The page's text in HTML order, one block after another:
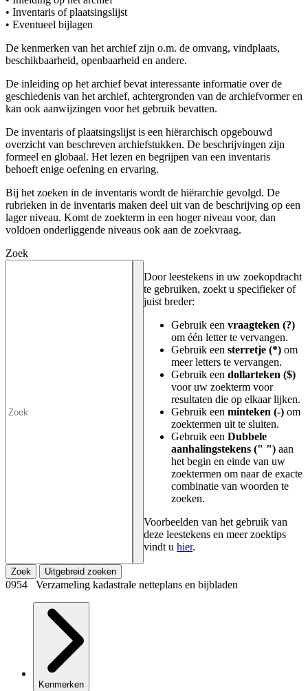
• Inventaris of plaatsingslijst
• Eventueel bijlagen
De kenmerken van het archief zijn o.m. de omvang, vindplaats,
beschikbaarheid, openbaarheid en andere.
De inleiding op het archief bevat interessante informatie over de
geschiedenis van het archief, achtergronden van de archiefvormer en
kan ook aanwijzingen voor het gebruik bevatten.
De inventaris of plaatsingslijst is een hiërarchisch opgebouwd
overzicht van beschreven archiefstukken. De beschrijvingen zijn
formeel en globaal. Het lezen en begrijpen van een inventaris
behoeft enige oefening en ervaring.
Bij het zoeken in de inventaris wordt de hiërarchie gevolgd. De
rubrieken in de inventaris maken deel uit van de beschrijving op een
lager niveau. Komt de zoekterm in een hoger niveau voor, dan
voldoen onderliggende niveaus ook aan de zoekvraag.
Zoek
Door leestekens in uw zoekopdracht
te gebruiken, zoekt u specifieker of
juist breder:
Gebruik een vraagteken (?)
om één letter te vervangen.
Gebruik een sterretje (*) om
meer letters te vervangen.
Gebruik een dollarteken ($)
voor uw zoekterm voor
resultaten die op elkaar lijken.
Gebruik een minteken (-) om
zoektermen uit te sluiten.
Gebruik een Dubbele
aanhalingstekens (" ") aan
het begin en einde van uw
zoektermen om naar de exacte
combinatie van woorden te
zoeken.
Voorbeelden van het gebruik van
deze leestekens en meer zoektips
vindt u hier.
Zoek Uitgebreid zoeken
0954 Verzameling kadastrale netteplans en bijbladen
Kenmerken